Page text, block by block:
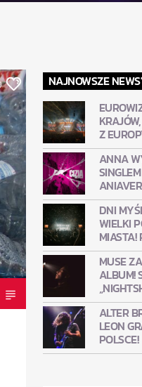
NAJNOWSZE
Z
ANNA
DNI
WIELKI
MIASTA!
MUSE
ALBUM!
ALTER
LEON
POLSCE!